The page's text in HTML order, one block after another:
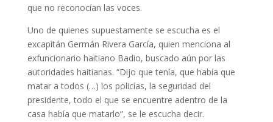
que no reconocían las voces.
Uno de quienes supuestamente se escucha es el
excapitán Germán Rivera García, quien menciona al
exfuncionario haitiano Badio, buscado aún por las
autoridades haitianas. “Dijo que tenía, que había que
matar a todos (…) los policías, la seguridad del
presidente, todo el que se encuentre adentro de la
casa había que matarlo”, se le escucha decir.